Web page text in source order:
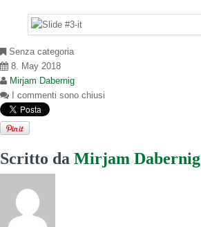
Senza categoria
8. May 2018
Mirjam Dabernig
I commenti sono chiusi
Scritto da Mirjam Dabernig